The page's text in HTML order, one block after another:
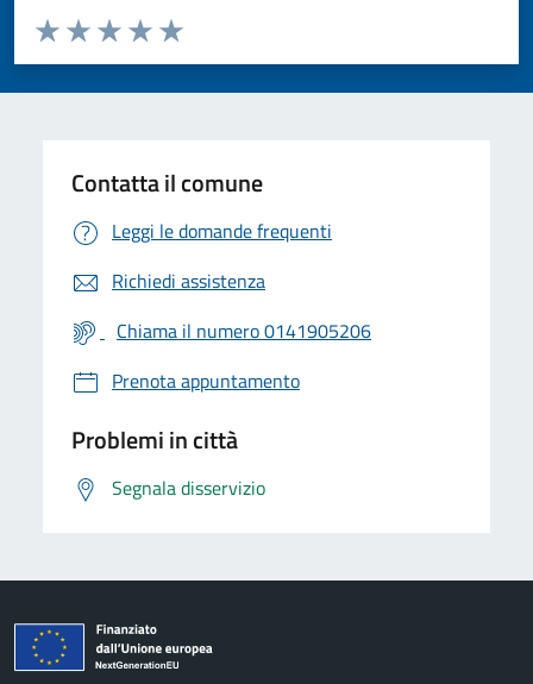
Valuta da 1 a 5 stelle la pagina
Valuta 5 stelle su 5
Valuta 4 stelle su 5
Valuta 3 stelle su 5
Valuta 2 stelle su 5
Valuta 1 stelle su 5
Contatta il comune
Leggi le domande frequenti
Richiedi assistenza
Chiama il numero 0141905206
Prenota appuntamento
Problemi in città
Segnala disservizio